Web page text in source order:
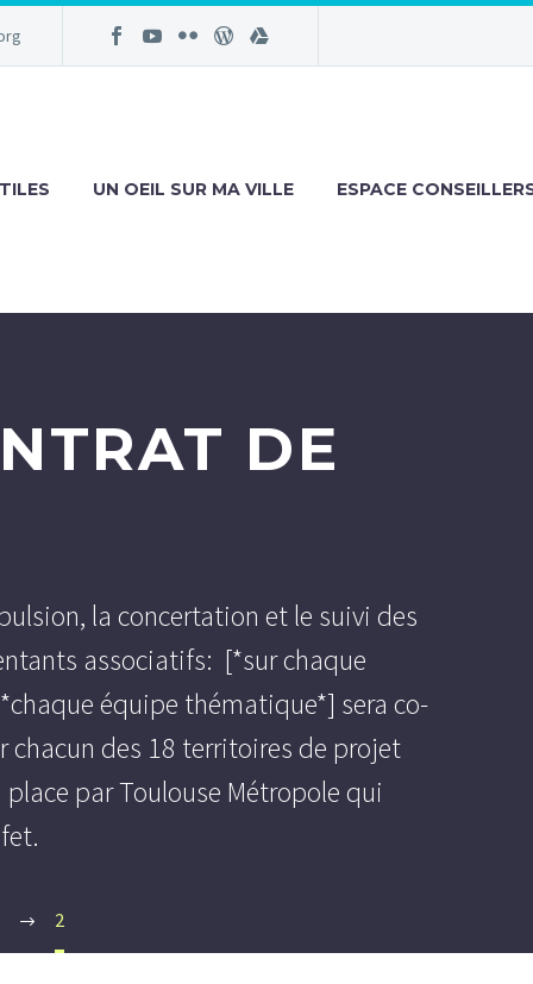
UN OEIL SUR MA VILLE ESPACE
DE
la concertation et le suivi des
associatifs: [*sur chaque
équipe thématique*] sera co-
chacun des 18 territoires de projet
par Toulouse Métropole qui
2